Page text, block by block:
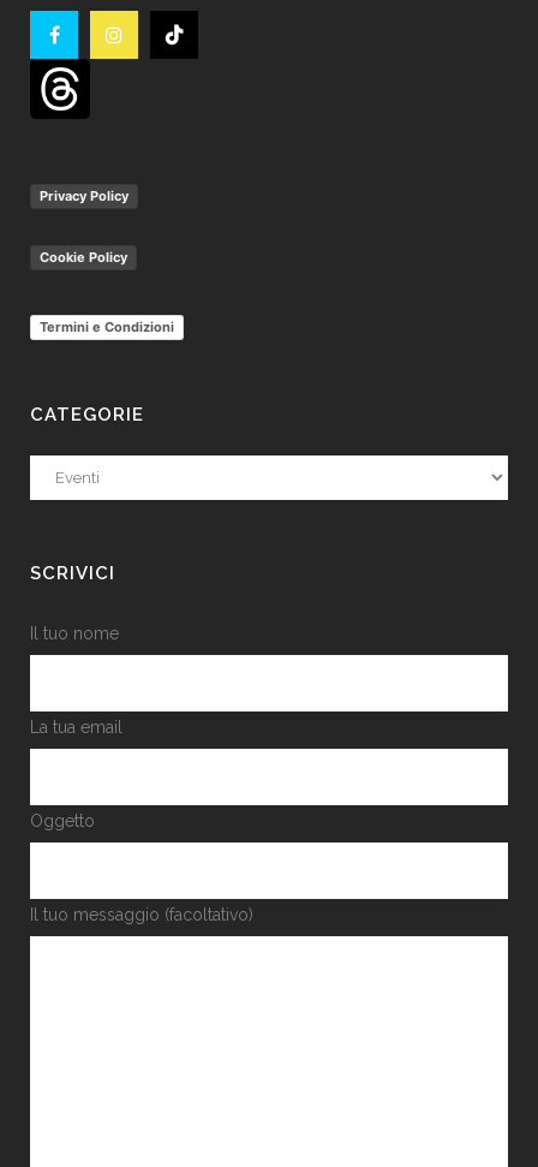
Privacy Policy
Cookie Policy
Termini e Condizioni
CATEGORIE
Categorie
SCRIVICI
Il tuo nome
La tua email
Oggetto
Il tuo messaggio (facoltativo)